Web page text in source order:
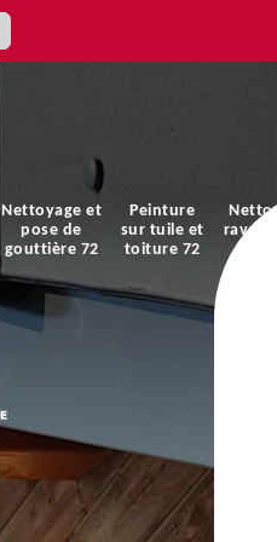
Nettoyage et
pose de
gouttière 72
Peinture
sur tuile et
toiture 72